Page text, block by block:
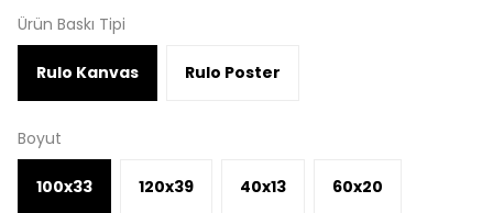
Ürün Baskı Tipi
Rulo Kanvas Rulo Poster
Boyut
100x33 120x39 40x13 60x20